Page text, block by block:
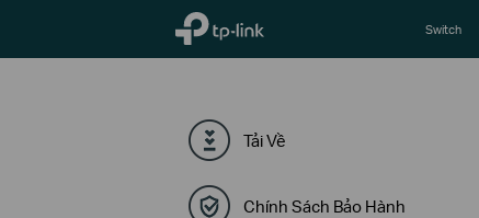
TP-Link, Reliably Smart Switch
Tải Về
Chính Sách Bảo Hành